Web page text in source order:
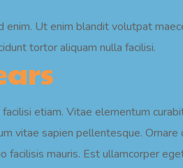
enim. Ut enim blandit volutpat
tortor aliquam nulla facilisi.
etiam. Vitae elementum
vitae sapien pellentesque. Ornare
facilisis mauris. Est ullamcorper